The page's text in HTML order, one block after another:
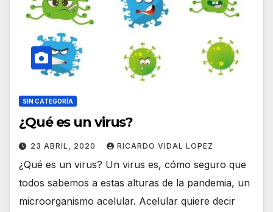
SIN CATEGORÍA
¿Qué es un virus?
23 ABRIL, 2020 RICARDO VIDAL LOPEZ
¿Qué es un virus? Un virus es, cómo seguro que
todos sabemos a estas alturas de la pandemia, un
microorganismo acelular. Acelular quiere decir